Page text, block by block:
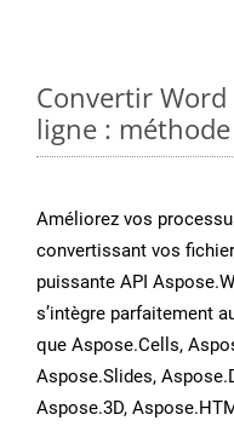
Convertir
ligne :
Améliorez vos
convertissant vos
puissante API
s’intègre parfaitement
que Aspose.Cells,
Aspose.Slides,
Aspose.3D,